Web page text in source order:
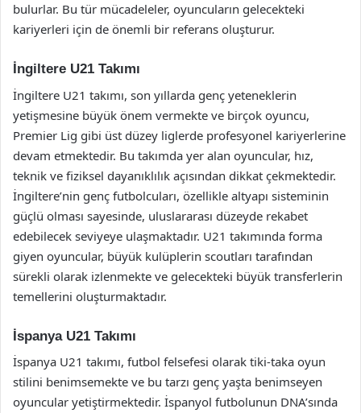
bulurlar. Bu tür mücadeleler, oyuncuların gelecekteki
kariyerleri için de önemli bir referans oluşturur.
İngiltere U21 Takımı
İngiltere U21 takımı, son yıllarda genç yeteneklerin
yetişmesine büyük önem vermekte ve birçok oyuncu,
Premier Lig gibi üst düzey liglerde profesyonel kariyerlerine
devam etmektedir. Bu takımda yer alan oyuncular, hız,
teknik ve fiziksel dayanıklılık açısından dikkat çekmektedir.
İngiltere’nin genç futbolcuları, özellikle altyapı sisteminin
güçlü olması sayesinde, uluslararası düzeyde rekabet
edebilecek seviyeye ulaşmaktadır. U21 takımında forma
giyen oyuncular, büyük kulüplerin scoutları tarafından
sürekli olarak izlenmekte ve gelecekteki büyük transferlerin
temellerini oluşturmaktadır.
İspanya U21 Takımı
İspanya U21 takımı, futbol felsefesi olarak tiki-taka oyun
stilini benimsemekte ve bu tarzı genç yaşta benimseyen
oyuncular yetiştirmektedir. İspanyol futbolunun DNA’sında